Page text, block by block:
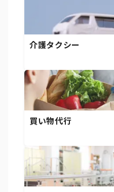
介護タクシー
買い物代行